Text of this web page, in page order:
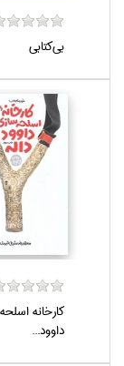
بي‌كتابي
كارخانه
داوود...